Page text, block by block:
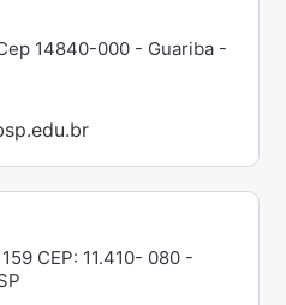
14840-000 - Guariba -
CEP: 11.410- 080 -